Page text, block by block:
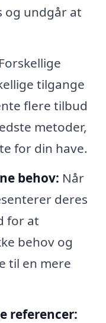
og undgår at
Forskellige
tilgange
flere tilbud
metoder,
for din have.
behov: Når
deres
for at
behov og
til en mere
referencer: